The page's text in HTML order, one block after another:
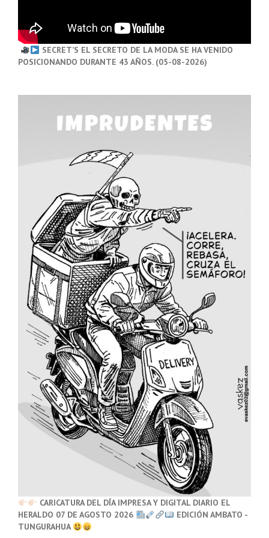
SECRET’S EL SECRETO DE LA MODA SE HA VENIDO
POSICIONANDO DURANTE 43 AÑOS. (05-08-2026)
CARICATURA DEL DÍA IMPRESA Y DIGITAL DIARIO EL
HERALDO 07 DE AGOSTO 2026
EDICIÓN AMBATO -
TUNGURAHUA